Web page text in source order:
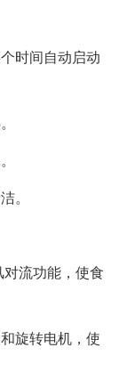
时间自动启动
。
流功能，使食
旋转电机，使